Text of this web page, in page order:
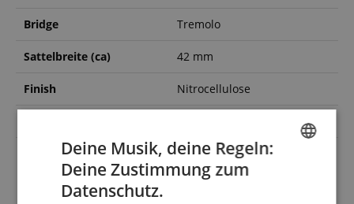
Bridge Tremolo
Sattelbreite (ca) 42 mm
Finish Nitrocellulose
inkl Tasche / Koffer Nein
Deine Musik, deine Regeln:
Deine Zustimmung zum
Datenschutz.